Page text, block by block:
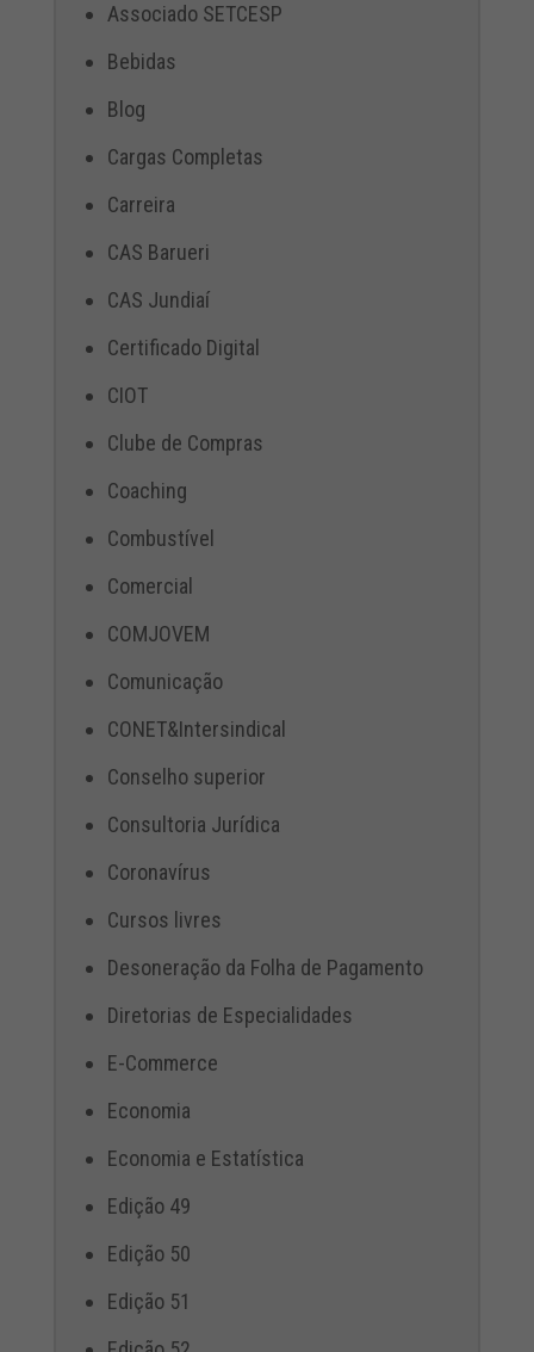
Associado SETCESP
Bebidas
Blog
Cargas Completas
Carreira
CAS Barueri
CAS Jundiaí
Certificado Digital
CIOT
Clube de Compras
Coaching
Combustível
Comercial
COMJOVEM
Comunicação
CONET&Intersindical
Conselho superior
Consultoria Jurídica
Coronavírus
Cursos livres
Desoneração da Folha de Pagamento
Diretorias de Especialidades
E-Commerce
Economia
Economia e Estatística
Edição 49
Edição 50
Edição 51